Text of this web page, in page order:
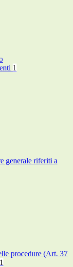
1
generale riferiti a
procedure (Art. 37